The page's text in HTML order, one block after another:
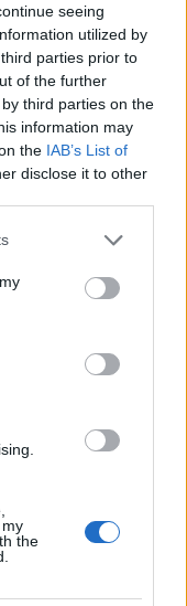
seeing
utilized by
parties prior to
of the further
third parties on the
information may
the IAB’s List of
disclose it to other
or more Google
You may click to
party tags to
in below Google
the
A
paraszti ész
dolog.
egyszerűen nem
sose ítélik el
tud mondani,
válik
alja söpredék
fölöttük ha a jog
és a kormány
előtti
válaszolj
hagyom az